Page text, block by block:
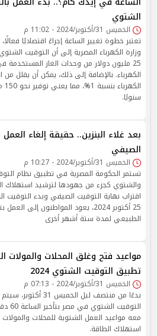
الشتوي
الخميس 31/أكتوبر/2024 - 11:02 م
تعتبر خطوة تغيير الساعة إجراءً اقتصاديًا
وزارة الكهرباء المصرية إلى أن التوقيت
25 مليون دولار من وحدات الغاز المستخدمة
الكهرباء. بالإضافة إلى ذلك، يمكن أن يقلل
سنويًا.
بعد غلاء البنزين.. حقيقة إلغاء العمل
الصيفي
الخميس 31/أكتوبر/2024 - 10:27 م
تستمر الحكومة المصرية في تطبيق نظام
والشتوي كجزء من جهودها لترشيد استهلاك
اقتراب نهاية التوقيت الصيفي وبدء
25 أكتوبر 2024، يعود المواطنون إلى
الطبيعي لمدة ستة أشهر أخرى
مواعيد فتح وغلق المحلات والمولات
تطبيق التوقيت الشتوي 2024
الخميس 31/أكتوبر/2024 - 07:13 م
بدءًا من منتصف ليل الخميس 31
معه مواعيد العمل الشتوية للمحلات
استهلاك الطاقة.